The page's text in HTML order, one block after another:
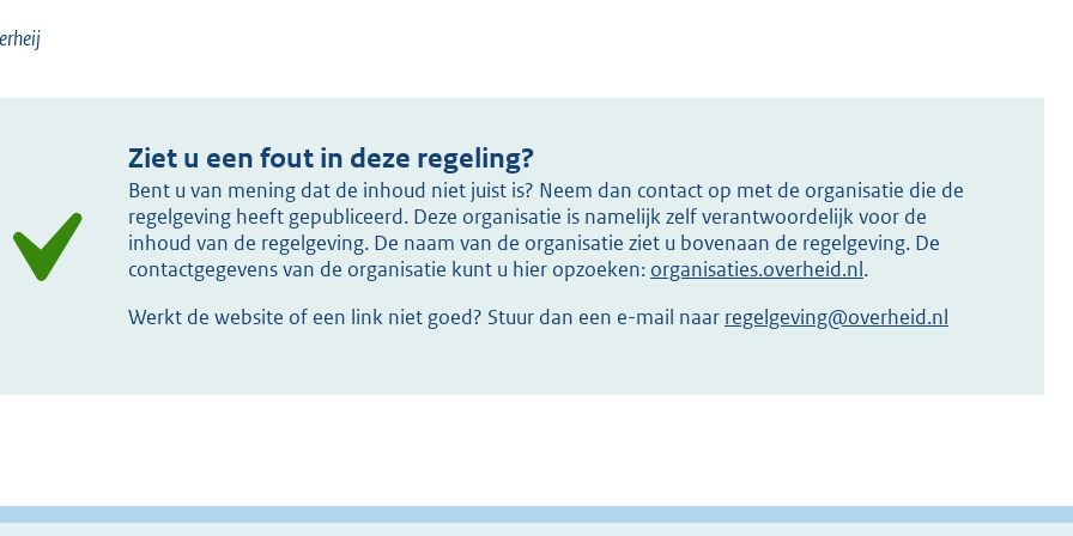
Ziet u een fout in deze regeling?
Bent u van mening dat de inhoud niet juist is? Neem dan contact op met de organisatie die de
regelgeving heeft gepubliceerd. Deze organisatie is namelijk zelf verantwoordelijk voor de
inhoud van de regelgeving. De naam van de organisatie ziet u bovenaan de regelgeving. De
contactgegevens van de organisatie kunt u hier opzoeken: organisaties.overheid.nl.
Werkt de website of een link niet goed? Stuur dan een e-mail naar regelgeving@overheid.nl